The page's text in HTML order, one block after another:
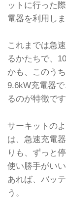
ットに行った
電器を利用しま
これまでは急
るかたちで、
かも、このう
9.6kW充電器
るのが特徴です
サーキットの
は、急速充電
りも、ずっと
使い勝手がい
あれば、バッ
う。